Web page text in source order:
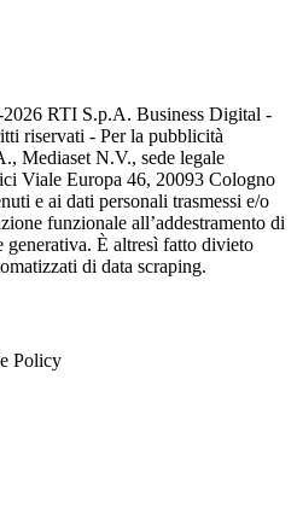
2026 RTI S.p.A. Business Digital -
riservati - Per la pubblicità
Mediaset N.V., sede legale
Viale Europa 46, 20093 Cologno
e ai dati personali trasmessi e/o
funzionale all’addestramento di
È altresì fatto divieto
di data scraping.
Policy